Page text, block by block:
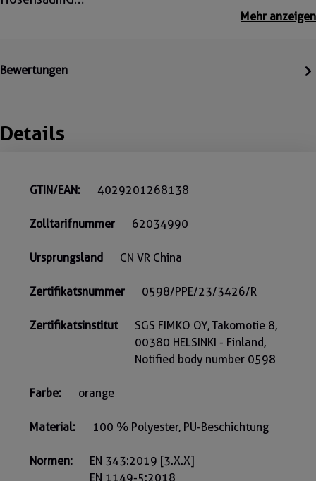
Mehr anzeigen
Bewertungen
Details
GTIN/EAN: 4029201268138
Zolltarifnummer 62034990
Ursprungsland CN VR China
Zertifikatsnummer 0598/PPE/23/3426/R
Zertifikatsinstitut
SGS FIMKO OY, Takomotie 8,
00380 HELSINKI - Finland,
Notified body number 0598
Farbe: orange
Material: 100 % Polyester, PU-Beschichtung
Normen:
EN 343:2019 [3.X.X]
EN 1149-5:2018